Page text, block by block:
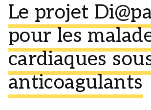
Le projet
pour les
cardiaques
anticoagulants